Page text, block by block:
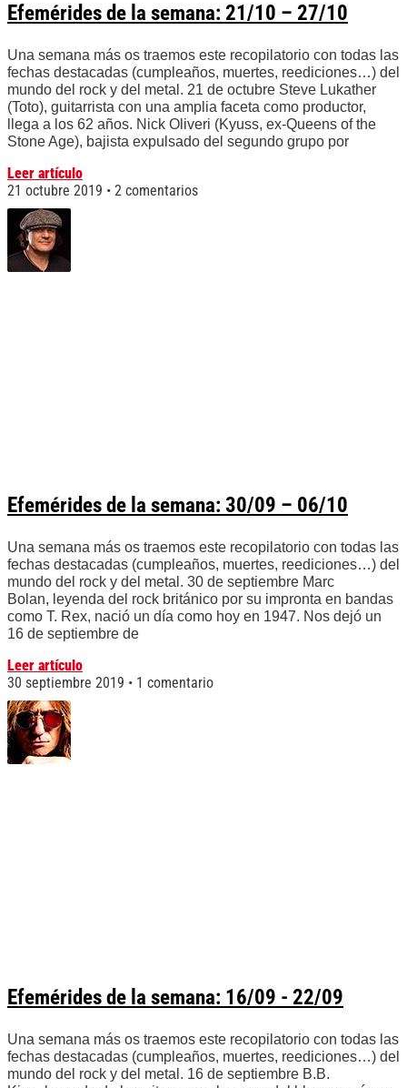
Efemérides de la semana: 21/10 – 27/10
Una semana más os traemos este recopilatorio con todas las
fechas destacadas (cumpleaños, muertes, reediciones…) del
mundo del rock y del metal. 21 de octubre Steve Lukather
(Toto), guitarrista con una amplia faceta como productor,
llega a los 62 años. Nick Oliveri (Kyuss, ex-Queens of the
Stone Age), bajista expulsado del segundo grupo por
Leer artículo
21 octubre 2019
2 comentarios
Efemérides de la semana: 30/09 – 06/10
Una semana más os traemos este recopilatorio con todas las
fechas destacadas (cumpleaños, muertes, reediciones…) del
mundo del rock y del metal. 30 de septiembre Marc
Bolan, leyenda del rock británico por su impronta en bandas
como T. Rex, nació un día como hoy en 1947. Nos dejó un
16 de septiembre de
Leer artículo
30 septiembre 2019
1 comentario
Efemérides de la semana: 16/09 - 22/09
Una semana más os traemos este recopilatorio con todas las
fechas destacadas (cumpleaños, muertes, reediciones…) del
mundo del rock y del metal. 16 de septiembre B.B.